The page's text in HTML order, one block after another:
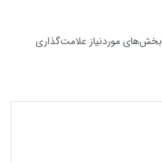
بخش‌های موردنیاز علامت‌گذاری